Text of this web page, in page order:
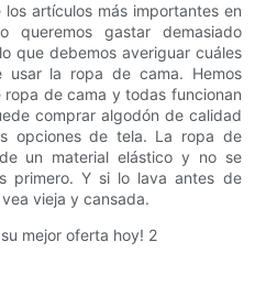
artículos más importantes en
queremos gastar demasiado
que debemos averiguar cuáles
usar la ropa de cama. Hemos
de cama y todas funcionan
comprar algodón de calidad
opciones de tela. La ropa de
un material elástico y no se
primero. Y si lo lava antes de
vieja y cansada.